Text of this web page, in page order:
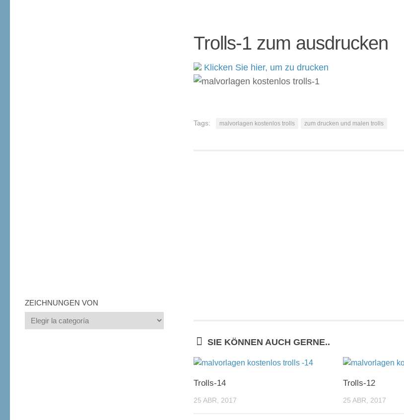
Trolls-1 zum ausdrucken
Klicken Sie hier, um zu drucken
Tags: malvorlagen kostenlos trolls zum drucken und malen trolls
SIE KÖNNEN AUCH GERNE..
Trolls-14
25 ABR, 2017
Trolls-12
25 ABR, 2017
ZEICHNUNGEN VON
Zeichnungen
von